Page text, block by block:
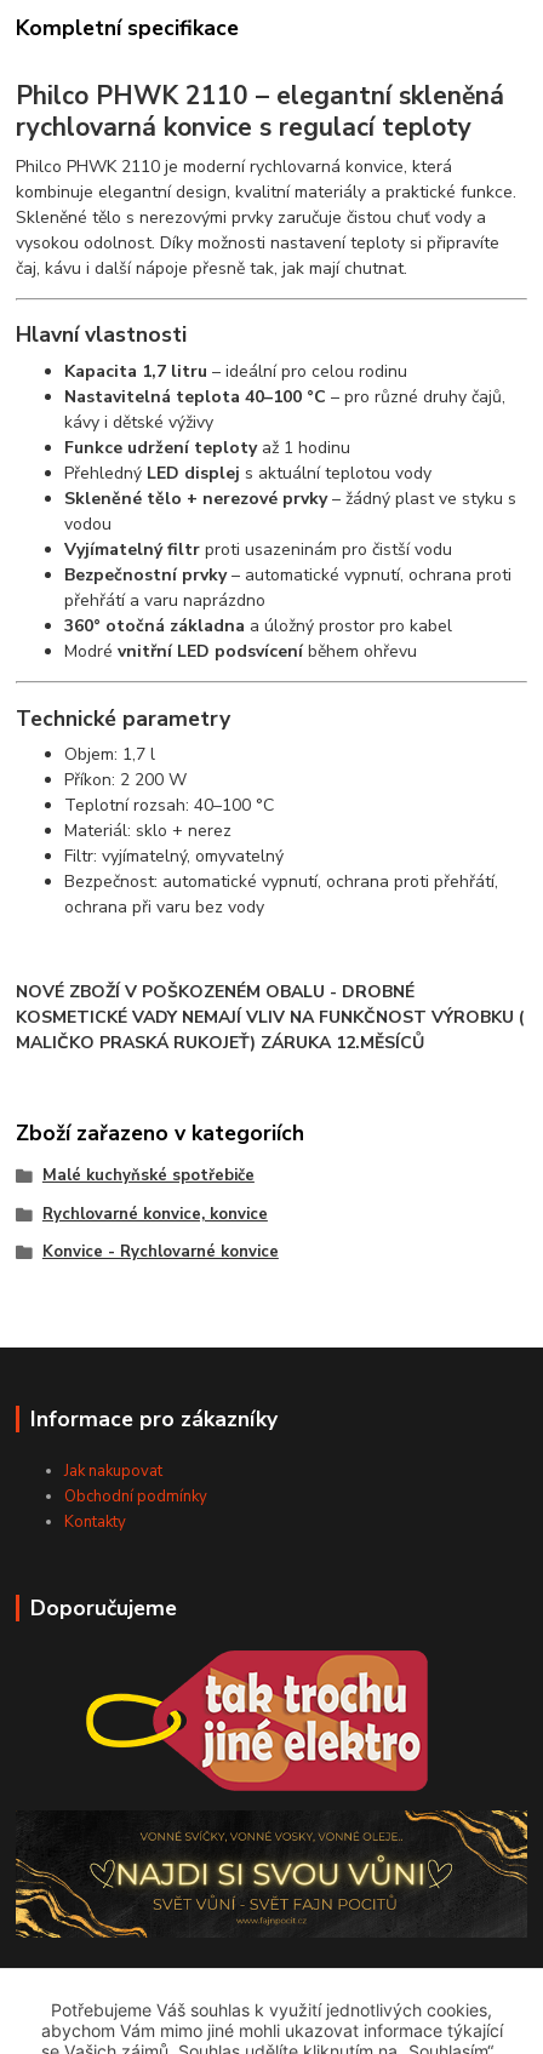
Kompletní specifikace
Philco PHWK 2110 – elegantní skleněná
rychlovarná konvice s regulací teploty
Philco PHWK 2110 je moderní rychlovarná konvice, která
kombinuje elegantní design, kvalitní materiály a praktické funkce.
Skleněné tělo s nerezovými prvky zaručuje čistou chuť vody a
vysokou odolnost. Díky možnosti nastavení teploty si připravíte
čaj, kávu i další nápoje přesně tak, jak mají chutnat.
Hlavní vlastnosti
Kapacita 1,7 litru – ideální pro celou rodinu
Nastavitelná teplota 40–100 °C – pro různé druhy čajů,
kávy i dětské výživy
Funkce udržení teplotyaž 1 hodinu
Přehledný LED displej s aktuální teplotou vody
Skleněné tělo + nerezové prvky– žádný plast ve styku s
vodou
Vyjímatelný filtr proti usazeninám pro čistší vodu
Bezpečnostní prvky– automatické vypnutí, ochrana proti
přehřátí a varu naprázdno
360° otočná základna a úložný prostor pro kabel
Modrévnitřní LED podsvíceníběhem ohřevu
Technické parametry
Objem: 1,7 l
Příkon: 2 200 W
Teplotní rozsah: 40–100 °C
Materiál: sklo + nerez
Filtr: vyjímatelný, omyvatelný
Bezpečnost: automatické vypnutí, ochrana proti přehřátí,
ochrana při varu bez vody
NOVÉ ZBOŽÍ V POŠKOZENÉM OBALU - DROBNÉ
KOSMETICKÉ VADY NEMAJÍ VLIV NA FUNKČNOST VÝROBKU (
MALIČKO PRASKÁ RUKOJEŤ) ZÁRUKA 12.MĚSÍCŮ
Zboží zařazeno v kategoriích
Malé kuchyňské spotřebiče
Rychlovarné konvice, konvice
Konvice - Rychlovarné konvice
Informace pro zákazníky
Jak nakupovat
Obchodní podmínky
Kontakty
Doporučujeme
Výdejní místa
Potřebujeme Váš souhlas k využití jednotlivých cookies,
abychom Vám mimo jiné mohli ukazovat informace týkající